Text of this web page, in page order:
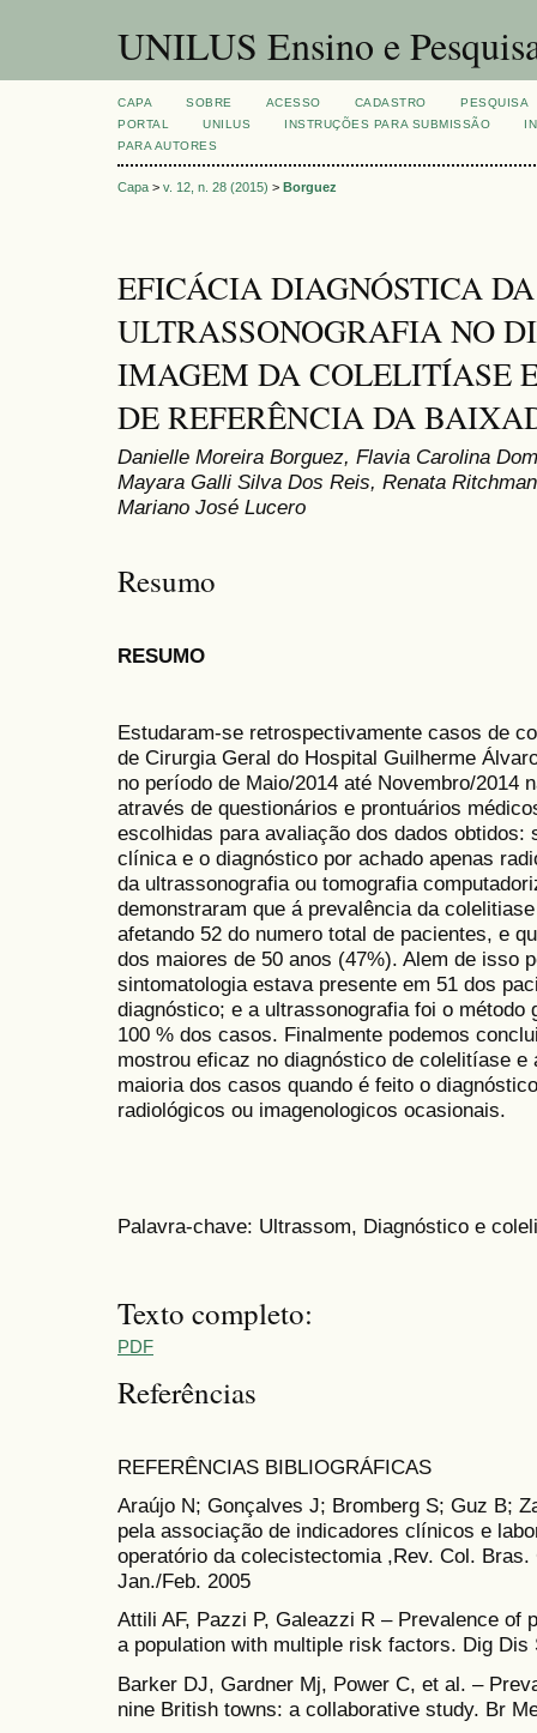
UNILUS Ensino e
CAPA SOBRE ACESSO CADASTRO
PESQUISA
PORTAL
UNILUS INSTRUÇÕES PARA SUBMISSÃO
PARA AUTORES
Capa > v. 12, n. 28 (2015) > Borguez
EFICÁCIA DIAGNÓSTICA DA
ULTRASSONOGRAFIA NO
IMAGEM DA COLELITÍASE
DE REFERÊNCIA DA
Danielle Moreira Borguez, Flavia Carolina
Mayara Galli Silva Dos Reis, Renata
Mariano José Lucero
Resumo
RESUMO
Estudaram-se retrospectivamente casos de
de Cirurgia Geral do Hospital Guilherme
no período de Maio/2014 até Novembro/2014
através de questionários e prontuários
escolhidas para avaliação dos dados
clínica e o diagnóstico por achado apenas
da ultrassonografia ou tomografia
demonstraram que á prevalência da
afetando 52 do numero total de pacientes, e
dos maiores de 50 anos (47%). Alem de isso
sintomatologia estava presente em 51 dos
diagnóstico; e a ultrassonografia foi o método
100 % dos casos. Finalmente podemos
mostrou eficaz no diagnóstico de colelitíase
maioria dos casos quando é feito o
radiológicos ou imagenologicos ocasionais.
Palavra-chave: Ultrassom, Diagnóstico e
Texto completo:
PDF
Referências
REFERÊNCIAS BIBLIOGRÁFICAS
Araújo N; Gonçalves J; Bromberg S; Guz B;
pela associação de indicadores clínicos e
operatório da colecistectomia ,Rev. Col.
Jan./Feb. 2005
Attili AF, Pazzi P, Galeazzi R – Prevalence of
a population with multiple risk factors. Dig Dis
Barker DJ, Gardner Mj, Power C, et al. –
nine British towns: a collaborative study. Br